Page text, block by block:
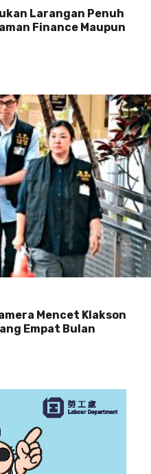
Larangan Penuh
Finance Maupun
Mencet Klakson
Empat Bulan